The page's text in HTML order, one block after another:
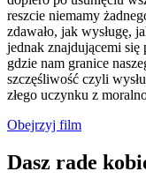
reszcie niemamy
zdawało, jak wysługę,
jednak znajdującemi się
gdzie nam granice
szczęśliwość czyli
złego uczynku z
Obejrzyj film
Dasz rade